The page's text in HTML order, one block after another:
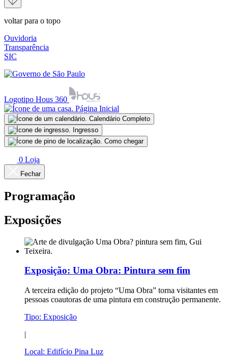
voltar para o topo
Ouvidoria
Transparência
SIC
Logotipo Hous 360
Página Inicial
Calendário Completo
Ingresso
Como chegar
0 Loja
Fechar
Programação
Exposições
Exposição: Uma Obra: Pintura sem fim
A terceira edição do projeto “Uma Obra” torna visitantes em
pessoas coautoras de uma pintura em construção permanente.
Tipo: Exposição
|
Local: Edifício Pina Luz